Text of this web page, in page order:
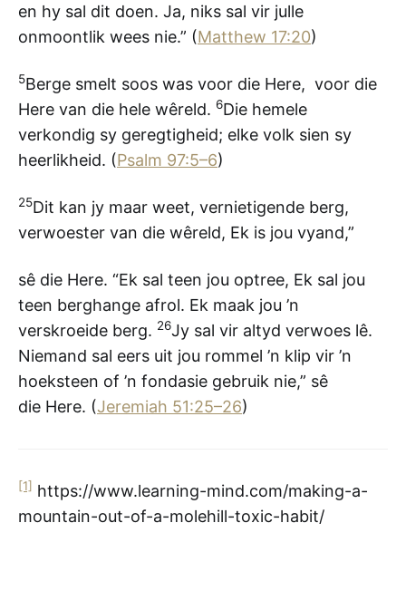
en hy sal dit doen. Ja, niks sal vir julle
onmoontlik wees nie.” (Matthew 17:20)
5Berge smelt soos was voor die Here, voor die
Here van die hele wêreld. 6Die hemele
verkondig sy geregtigheid; elke volk sien sy
heerlikheid. (Psalm 97:5–6)
25Dit kan jy maar weet, vernietigende berg,
verwoester van die wêreld, Ek is jou vyand,”
sê die Here. “Ek sal teen jou optree, Ek sal jou
teen berghange afrol. Ek maak jou ’n
verskroeide berg. 26Jy sal vir altyd verwoes lê.
Niemand sal eers uit jou rommel ’n klip vir ’n
hoeksteen of ’n fondasie gebruik nie,” sê
die Here. (Jeremiah 51:25–26)
[1] https://www.learning-mind.com/making-a-
mountain-out-of-a-molehill-toxic-habit/